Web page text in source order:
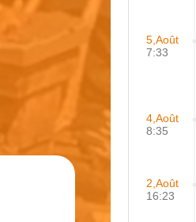
5,Août
7:33
4,Août
8:35
2,Août
16:23